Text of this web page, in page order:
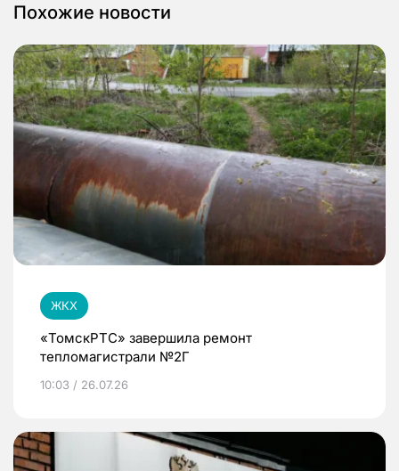
Похожие новости
ЖКХ
«ТомскРТС» завершила ремонт
тепломагистрали №2Г
10:03 / 26.07.26